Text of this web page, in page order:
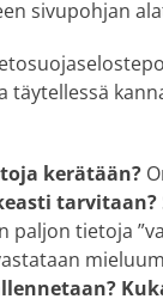
sivupohjan
täytellessä
kerätään?
tarvitaan?
paljon tietoja